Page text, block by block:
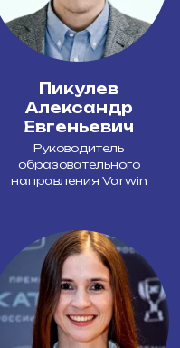
Пикулев
Александр
Евгеньевич
Руководитель
образовательного
направления Varwin